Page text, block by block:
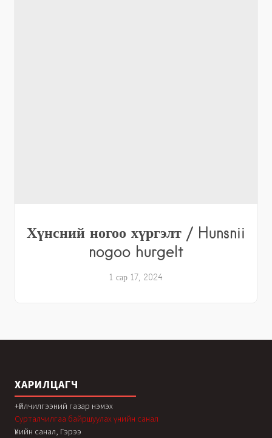
Хүнсний ногоо хүргэлт / Hunsnii
nogoo hurgelt
1 сар 17, 2024
ХАРИЛЦАГЧ
+Үйлчилгээний газар нэмэх
Сурталчилгаа байршуулах үнийн санал
Үнийн санал, Гэрээ